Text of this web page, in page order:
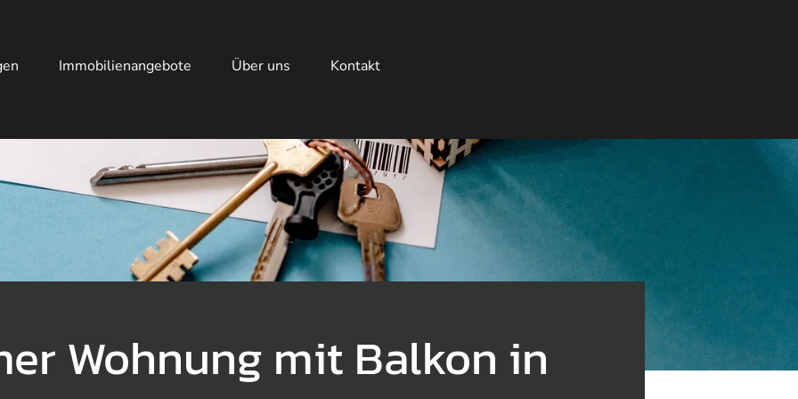
Immobilienangebote Über uns Kontakt
Wohnung mit Balkon in